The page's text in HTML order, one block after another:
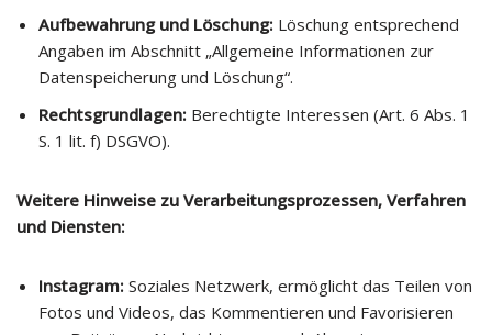
Aufbewahrung und Löschung: Löschung entsprechend
Angaben im Abschnitt „Allgemeine Informationen zur
Datenspeicherung und Löschung“.
Rechtsgrundlagen: Berechtigte Interessen (Art. 6 Abs. 1
S. 1 lit. f) DSGVO).
Weitere Hinweise zu Verarbeitungsprozessen, Verfahren
und Diensten:
Instagram: Soziales Netzwerk, ermöglicht das Teilen von
Fotos und Videos, das Kommentieren und Favorisieren